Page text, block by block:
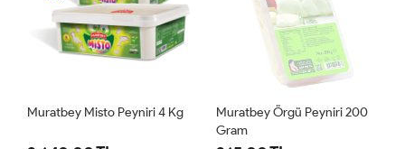
Muratbey Misto Peyniri 4 Kg
Muratbey Örgü Peyniri 200
Gram